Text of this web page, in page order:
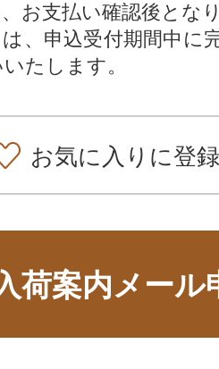
お支払い確認後とな
、申込受付期間中に
たします。
お気に入りに登録
荷案内メール